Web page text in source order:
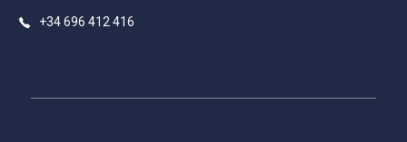
+34 696 412 416